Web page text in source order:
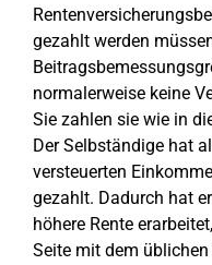
gezahlt werden
normalerweise keine
Sie zahlen sie wie in
Der Selbständige hat
versteuerten
gezahlt. Dadurch hat
höhere Rente
Seite mit dem